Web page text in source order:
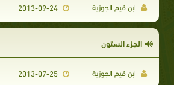
ابن قيم الجوزية
الجزء الستون
ابن قيم الجوزية